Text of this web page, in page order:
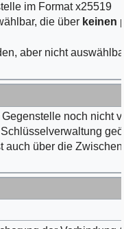
im Format x25519
die über keinen
aber nicht
noch nicht
auch über die